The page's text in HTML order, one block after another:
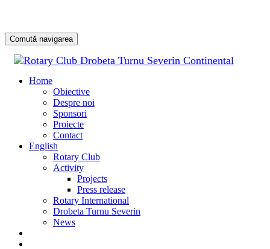
Comută navigarea
Home
Obiective
Despre noi
Sponsori
Proiecte
Contact
English
Rotary Club
Activity
Projects
Press release
Rotary International
Drobeta Turnu Severin
News